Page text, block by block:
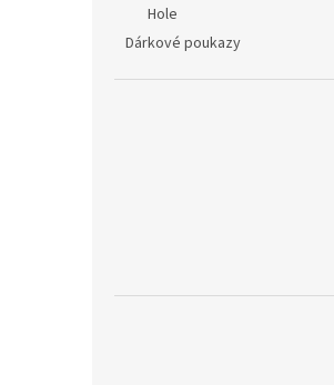
Hole
Dárkové poukazy